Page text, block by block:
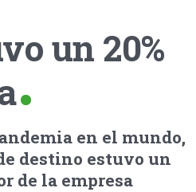
un 20%
en el mundo,
destino estuvo un
de la empresa